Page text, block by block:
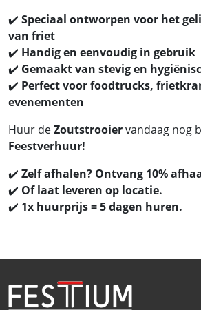
✔️ Speciaal ontworpen voor het
van friet
✔️ Handig en eenvoudig in gebruik
✔️ Gemaakt van stevig en
✔️ Perfect voor foodtrucks,
evenementen
Huur deZoutstrooiervandaag nog
Feestverhuur!
✔️ Zelf afhalen? Ontvang 10%
✔️ Of laat leveren op locatie.
✔️ 1x huurprijs = 5 dagen huren.